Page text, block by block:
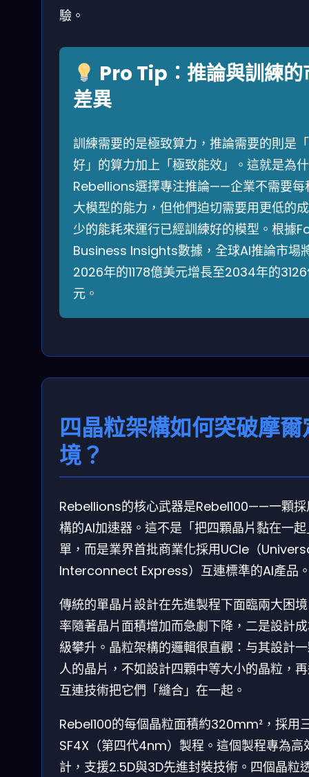
驗。
Pro Tip：推論與訓練的
差異
訓練需要的是極致算力，推論需要的則是
好」的算力加上「極致能效」。這就是為
Rebellions選擇專注推論——企業不需要每
大模型的能力，但他們迫切需要用更低的
少的能耗來運行已經訓練好的模型。根據
Business Insights數據，全球AI推論市場
2026年的1178億美元增長至2034年的
元。
四晶粒架構如何突破摩
境？
Rebellions的核心武器是Rebel100——一顆採
構的AI加速器。這不是「把四顆晶片黏在一
單，而是業界首批商業化採用UCIe（
Interconnect Express）互連標準的AI產品
傳統的單晶片設計在先進製程下面臨兩大困
率隨著晶片面積增加而急劇下降，二是設計
級攀升。晶粒架構的邏輯很直觀：与其設計
人的晶片，不如設計四顆中等大小的晶粒，
互連技術把它們「縫合」在一起。
Rebel100的每個晶粒面積約320mm²，採用
SF4X（第四代4nm）製程。這個製程專為高
計，支援2.5D與3D先進封裝技術。四個晶粒